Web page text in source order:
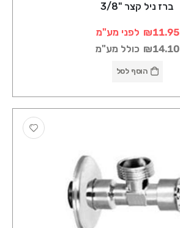
ברז ניל קצר "3/8
₪11.95 לפני מע"מ
₪14.10 כולל מע"מ
הוסף לסל